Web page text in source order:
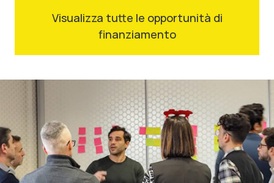
Visualizza tutte le opportunità di
finanziamento